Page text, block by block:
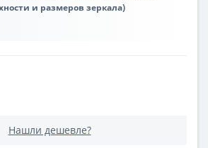
и размеров зеркала)
Нашли дешевле?